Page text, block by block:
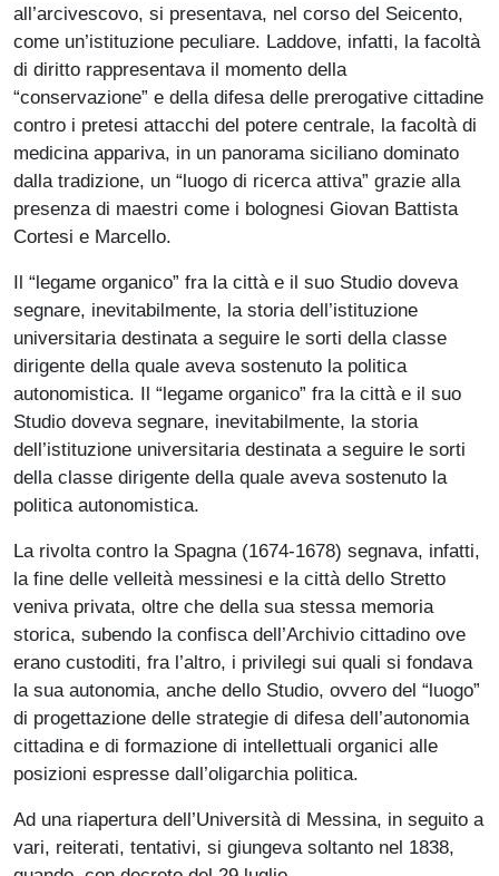
all’arcivescovo, si presentava, nel corso del Seicento,
come un’istituzione peculiare. Laddove, infatti, la facoltà
di diritto rappresentava il momento della
“conservazione” e della difesa delle prerogative cittadine
contro i pretesi attacchi del potere centrale, la facoltà di
medicina appariva, in un panorama siciliano dominato
dalla tradizione, un “luogo di ricerca attiva” grazie alla
presenza di maestri come i bolognesi Giovan Battista
Cortesi e Marcello.
Il “legame organico” fra la città e il suo Studio doveva
segnare, inevitabilmente, la storia dell’istituzione
universitaria destinata a seguire le sorti della classe
dirigente della quale aveva sostenuto la politica
autonomistica. Il “legame organico” fra la città e il suo
Studio doveva segnare, inevitabilmente, la storia
dell’istituzione universitaria destinata a seguire le sorti
della classe dirigente della quale aveva sostenuto la
politica autonomistica.
La rivolta contro la Spagna (1674-1678) segnava, infatti,
la fine delle velleità messinesi e la città dello Stretto
veniva privata, oltre che della sua stessa memoria
storica, subendo la confisca dell’Archivio cittadino ove
erano custoditi, fra l’altro, i privilegi sui quali si fondava
la sua autonomia, anche dello Studio, ovvero del “luogo”
di progettazione delle strategie di difesa dell’autonomia
cittadina e di formazione di intellettuali organici alle
posizioni espresse dall’oligarchia politica.
Ad una riapertura dell’Università di Messina, in seguito a
vari, reiterati, tentativi, si giungeva sol­tanto nel 1838,